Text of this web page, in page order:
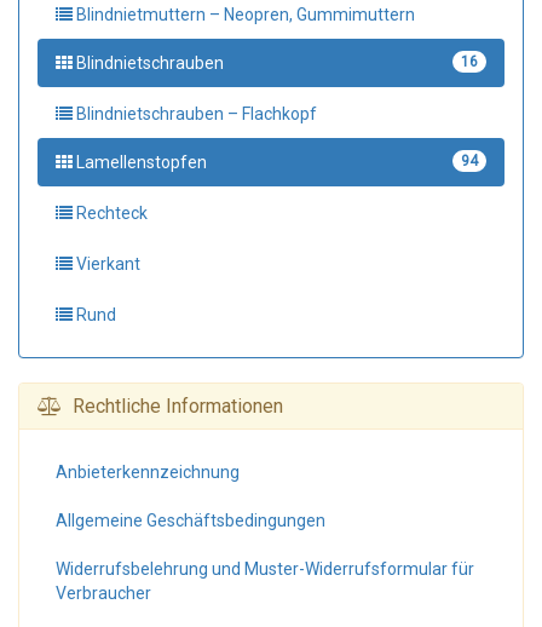
Blindnietmuttern – Neopren, Gummimuttern
Blindnietschrauben 16
Blindnietschrauben – Flachkopf
Lamellenstopfen 94
Rechteck
Vierkant
Rund
Rechtliche Informationen
Anbieter­kennzeichnung
Allgemeine Geschäfts­bedingungen
Widerrufs­belehrung und Muster-Widerrufs­formular für
Verbraucher